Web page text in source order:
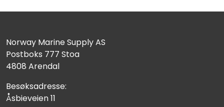
Norway Marine Supply AS
Postboks 777 Stoa
4808 Arendal
Besøksadresse:
Åsbieveien 11